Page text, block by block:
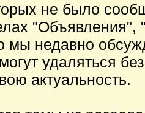
не было
мы недавно
удаляться
актуальность.